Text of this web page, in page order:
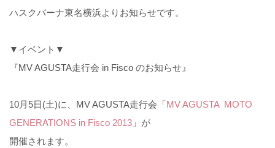
ハスクバーナ東名横浜よりお知らせです。
▼イベント▼
『MV AGUSTA走行会 in Fisco のお知らせ』
10月5日(土)に、MV AGUSTA走行会「MV AGUSTA MOTO
GENERATIONS in Fisco 2013 」が
開催されます。